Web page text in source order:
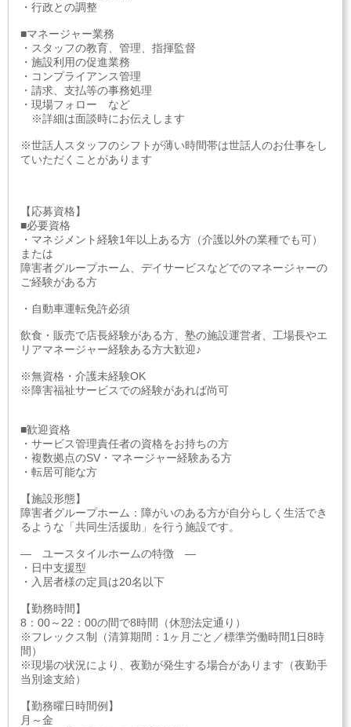
・行政との調整
■マネージャー業務
・スタッフの教育、管理、指揮監督
・施設利用の促進業務
・コンプライアンス管理
・請求、支払等の事務処理
・現場フォロー など
※詳細は面談時にお伝えします
※世話人スタッフのシフトが薄い時間帯は世話人のお仕事をし
ていただくことがあります
【応募資格】
■必要資格
・マネジメント経験1年以上ある方（介護以外の業種でも可）
または
障害者グループホーム、デイサービスなどでのマネージャーの
ご経験がある方
・自動車運転免許必須
飲食・販売で店長経験がある方、塾の施設運営者、工場長やエ
リアマネージャー経験ある方大歓迎♪
※無資格・介護未経験OK
※障害福祉サービスでの経験があれば尚可
■歓迎資格
・サービス管理責任者の資格をお持ちの方
・複数拠点のSV・マネージャー経験ある方
・転居可能な方
【施設形態】
障害者グループホーム：障がいのある方が自分らしく生活でき
るような「共同生活援助」を行う施設です。
― ユースタイルホームの特徴 ―
・日中支援型
・入居者様の定員は20名以下
【勤務時間】
8：00～22：00の間で8時間（休憩法定通り）
※フレックス制（清算期間：1ヶ月ごと／標準労働時間1日8時
間）
※現場の状況により、夜勤が発生する場合があります（夜勤手
当別途支給）
【勤務曜日時間例】
月～金